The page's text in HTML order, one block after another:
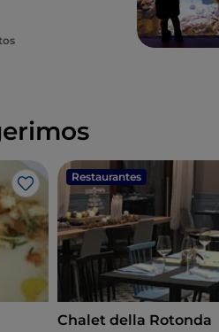
Me gusta
Restaurantes
Chalet della Rotonda